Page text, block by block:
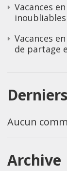
Vacances
Vacances
de partage
Aucun
Archive